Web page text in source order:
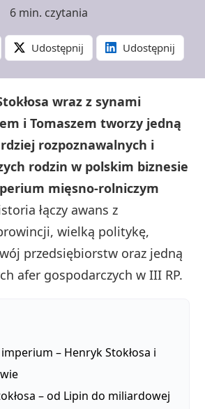
6 min. czytania
Udostępnij Udostępnij
wraz z synami
i Tomaszem tworzy jedną
rozpoznawalnych i
rodzin w polskim biznesie
mięsno‑rolniczym
łączy awans z
wielką politykę,
przedsiębiorstw oraz jedną
afer gospodarczych w III RP.
– Henryk Stokłosa i
– od Lipin do miliardowej